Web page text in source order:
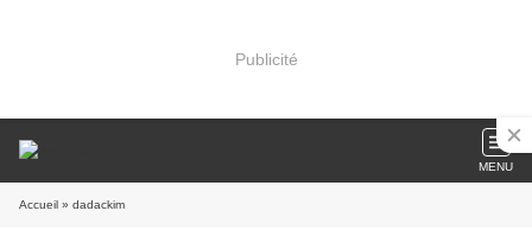
Publicité
MENU
Accueil » dadackim